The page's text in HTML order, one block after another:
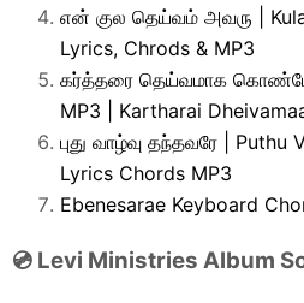
என் குல தெய்வம் அவரு |
Lyrics, Chrods & MP3
கர்த்தரை தெய்வமாக
MP3 | Kartharai
புது வாழ்வு தந்தவரே |
Lyrics Chords MP3
Ebenesarae Keyboard
💿 Levi Ministries Album